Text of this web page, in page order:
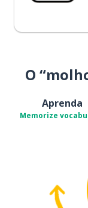
O
Aprenda
Memorize